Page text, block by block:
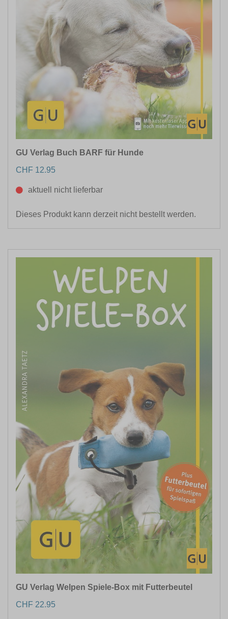
GU Verlag Buch BARF für Hunde
CHF 12.95
aktuell nicht lieferbar
Dieses Produkt kann derzeit nicht bestellt werden.
GU Verlag Welpen Spiele-Box mit Futterbeutel
CHF 22.95